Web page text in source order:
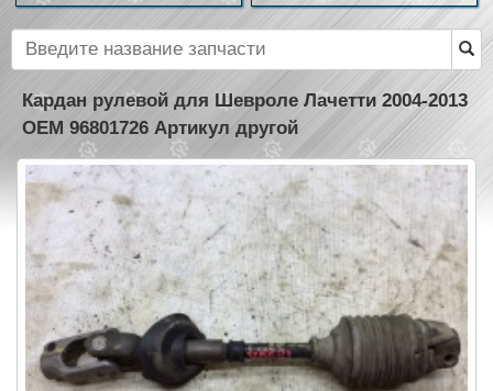
Кардан рулевой для Шевроле Лачетти 2004-2013
OEM 96801726 Артикул другой